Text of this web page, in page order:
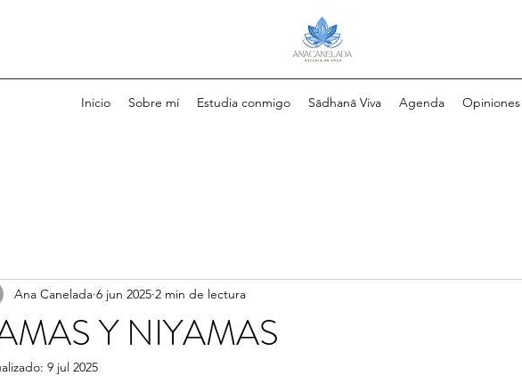
Inicio Sobre mí Estudia conmigo Sādhanā Viva Agenda Opiniones
Y NIYAMAS
Ana Canelada 6 jun 2025 2 min de lectura
9 jul 2025